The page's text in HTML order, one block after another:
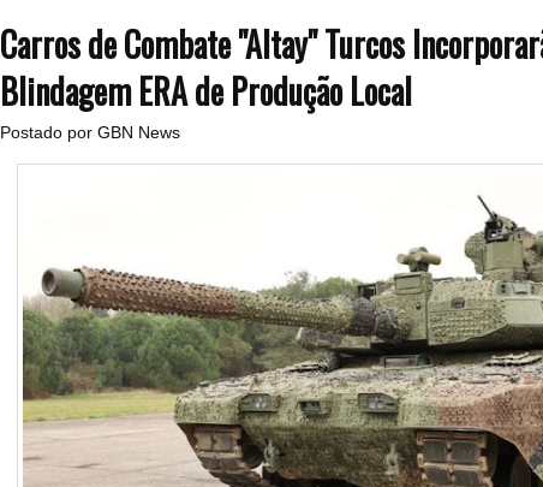
Carros de Combate "Altay" Turcos
Blindagem ERA de Produção Local
Postado por GBN News